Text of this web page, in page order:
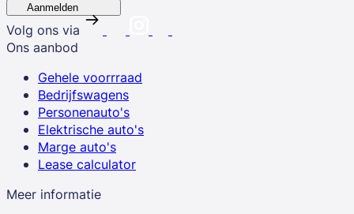
Aanmelden
Volg ons via
Ons aanbod
Gehele voorrraad
Bedrijfswagens
Personenauto's
Elektrische auto's
Marge auto's
Lease calculator
Meer informatie